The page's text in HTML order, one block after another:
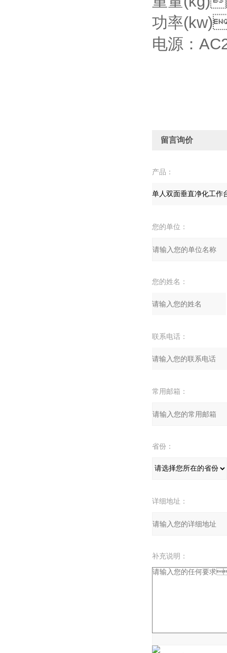
功率
电源：
留言询价
产品：
您的单位：
您的姓名：
联系电话：
常用邮箱：
省份：
详细地址：
补充说明：